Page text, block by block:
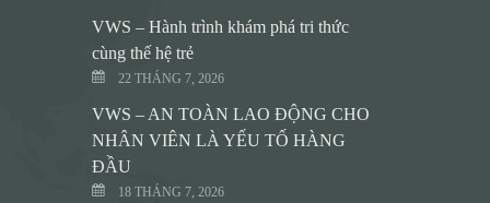
VWS – Hành trình khám phá tri thức
cùng thế hệ trẻ
22 THÁNG 7, 2026
VWS – AN TOÀN LAO ĐỘNG CHO
NHÂN VIÊN LÀ YẾU TỐ HÀNG
ĐẦU
18 THÁNG 7, 2026